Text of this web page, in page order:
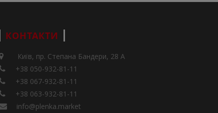
КОНТАКТИ
Київ, пр. Степана Бандери, 28 А
+38 050-932-81-11
+38 067-932-81-11
+38 063-932-81-11
info@plenka.market